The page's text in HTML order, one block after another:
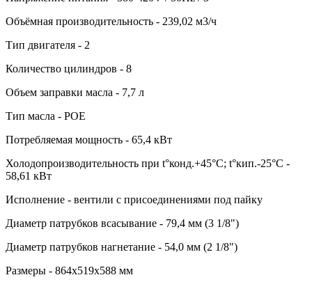
Объёмная производительность - 239,02 м3/ч
Тип двигателя - 2
Количество цилиндров - 8
Объем заправки масла - 7,7 л
Тип масла - POE
Потребляемая мощность - 65,4 кВт
Холодопроизводительность при t°конд.+45°С; t°кип.-25°С -
58,61 кВт
Исполнение - вентили с присоединениями под пайку
Диаметр патрубков всасывание - 79,4 мм (3 1/8")
Диаметр патрубков нагнетание - 54,0 мм (2 1/8")
Размеры - 864х519х588 мм